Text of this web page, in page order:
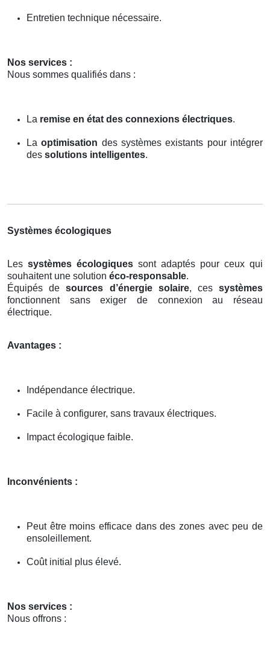
Entretien technique nécessaire.
Nos services :
Nous sommes qualifiés dans :
La remise en état des connexions électriques.
Laoptimisation des systèmes existants pour intégrer
des solutions intelligentes.
Systèmes écologiques
Les systèmes écologiques sont adaptés pour ceux qui
souhaitent une solution éco-responsable.
Équipés desources d’énergie solaire, cessystèmes
fonctionnent sans exiger de connexion au réseau
électrique.
Avantages :
Indépendance électrique.
Facile à configurer, sans travaux électriques.
Impact écologique faible.
Inconvénients :
Peut être moins efficace dans des zones avec peu de
ensoleillement.
Coût initial plus élevé.
Nos services :
Nous offrons :